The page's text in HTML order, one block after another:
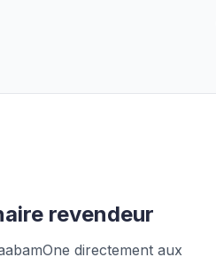
revendeur
directement aux